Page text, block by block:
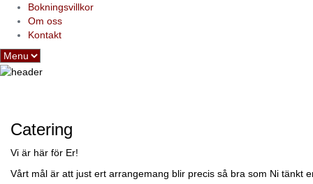
Bokningsvillkor
Om oss
Kontakt
Catering
Vi är här för Er!
Vårt mål är att just ert arrangemang blir precis så bra som Ni tänkt